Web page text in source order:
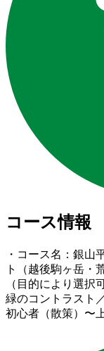
コース情報
・コース名：銀山
ト（越後駒ヶ岳・
（目的により選択
緑のコントラスト
初心者（散策）〜